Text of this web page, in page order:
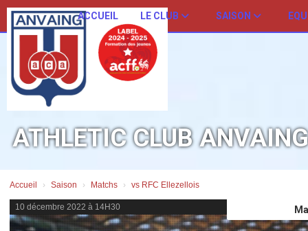
ACCUEIL LE CLUB SAISON
ATHLETIC CLUB ANVAING
Accueil Saison Matchs vs RFC Ellezellois
10 décembre 2022 à 14H30
Panneau de gestion des cookies